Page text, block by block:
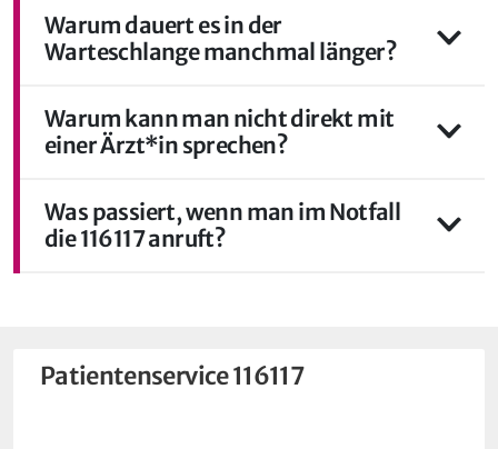
Warum dauert es in der
Warteschlange manchmal länger?
Warum kann man nicht direkt mit
einer Ärzt*in sprechen?
Was passiert, wenn man im Notfall
die 116117 anruft?
Patientenservice 116117